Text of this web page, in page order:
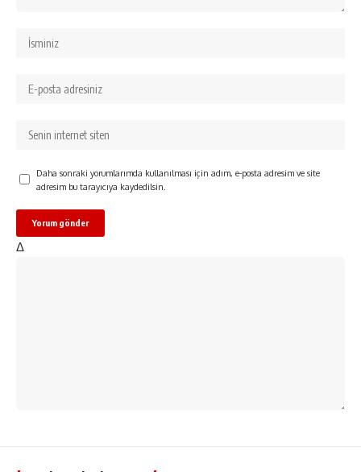
Daha sonraki yorumlarımda kullanılması için adım, e-posta adresim ve site
adresim bu tarayıcıya kaydedilsin.
Δ